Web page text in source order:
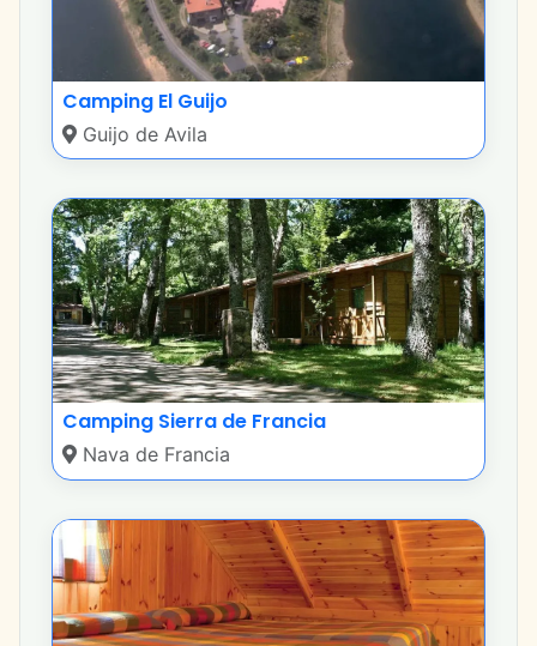
Camping El Guijo
Guijo de Avila
Camping Sierra de Francia
Nava de Francia